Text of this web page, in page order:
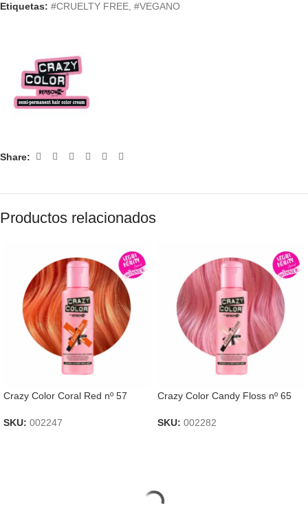
Etiquetas: #CRUELTY FREE, #VEGANO
Share:
Productos relacionados
Crazy Color Coral Red nº 57
SKU: 002247
Crazy Color Candy Floss nº 65
SKU: 002282